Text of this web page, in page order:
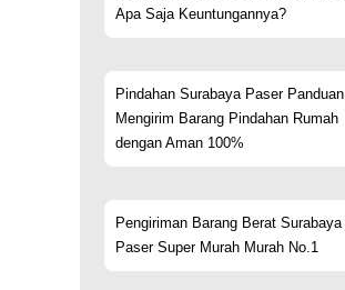
Apa Saja Keuntungannya?
Pindahan Surabaya Paser Panduan
Mengirim Barang Pindahan Rumah
dengan Aman 100%
Pengiriman Barang Berat Surabaya
Paser Super Murah Murah No.1